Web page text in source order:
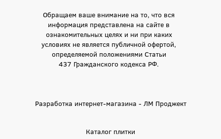
Обращаем ваше внимание на то, что вся
информация представлена на сайте в
ознакомительных целях и ни при каких
условиях не является публичной офертой,
определяемой положениями Статьи
437 Гражданского кодекса РФ.
Разработка интернет-магазина - ЛМ Проджект
Каталог плитки